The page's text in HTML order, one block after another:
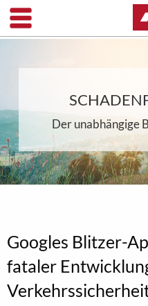
Der unabhängige
Googles Blitzer-
fataler